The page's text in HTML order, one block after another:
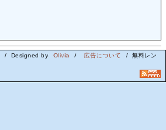
/ Designed by Olivia / 広告について
/ 無料レン